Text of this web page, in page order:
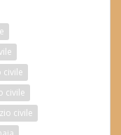
civile
civile
civile